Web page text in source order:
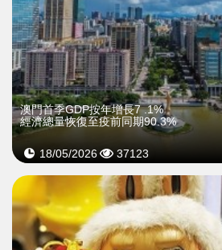
澳門首季GDP按年增長7 .1%
經濟總量恢復至疫前同期90.3%
18/05/2026 37123